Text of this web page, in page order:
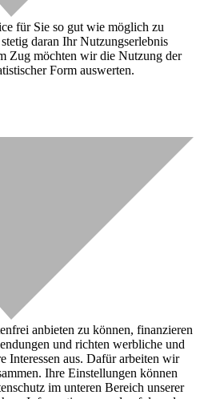
für Sie so gut wie möglich zu
daran Ihr Nutzungserlebnis
Zug möchten wir die Nutzung der
Form auswerten.
anbieten zu können, finanzieren
und richten werbliche und
Interessen aus. Dafür arbeiten wir
Ihre Einstellungen können
im unteren Bereich unserer